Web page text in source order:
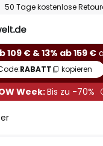
50 Tage kostenlose
109 € & 13% ab 159 €
RABATT kopieren
Week:Bis zu -70%